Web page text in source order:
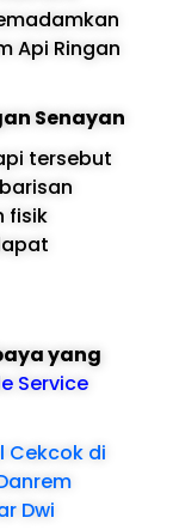
Api Ringan
Senayan
tersebut
fisik
yang
Service
Cekcok di
Dwi